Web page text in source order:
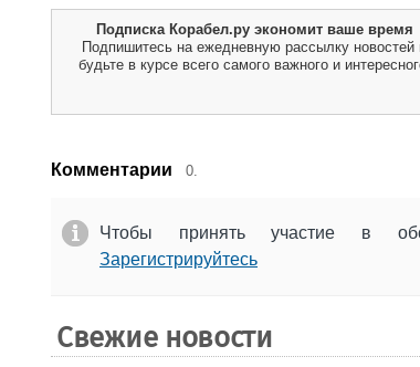
Подписка Корабел.ру экономит ваше время
Подпишитесь на ежедневную рассылку новостей
будьте в курсе всего самого важного и
Комментарии 0.
Чтобы принять участие в
Зарегистрируйтесь
Свежие новости